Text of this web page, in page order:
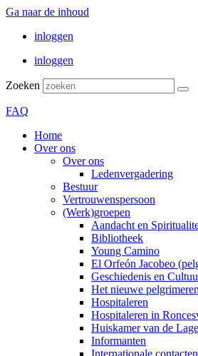
Ga naar de inhoud
inloggen
inloggen
Zoeken
FAQ
Home
Over ons
Over ons
Ledenvergadering
Bestuur
Vertrouwenspersoon
(Werk)groepen
Aandacht en
Bibliotheek
Young Camino
El Orfeón Jacobeo
Geschiedenis en
Het nieuwe pelgrimeren
Hospitaleren
Hospitaleren in
Huiskamer van de
Informanten
Internationale contacten